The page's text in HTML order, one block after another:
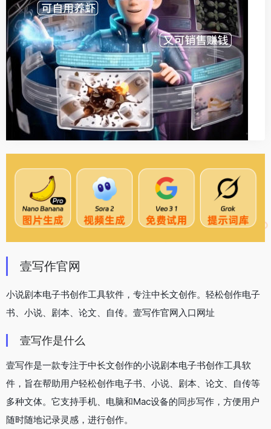
壹写作官网
小说剧本电子书创作工具软件，专注中长文创作。轻松创作电子
书、小说、剧本、论文、自传。壹写作官网入口网址
壹写作是什么
壹写作是一款专注于中长文创作的小说剧本电子书创作工具软
件，旨在帮助用户轻松创作电子书、小说、剧本、论文、自传等
多种文体。它支持手机、电脑和Mac设备的同步写作，方便用户
随时随地记录灵感，进行创作。